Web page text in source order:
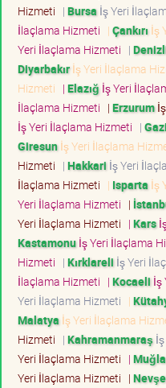
Hizmeti | Bursa İş Yeri
İlaçlama Hizmeti | Çankırı İş
Yeri İlaçlama Hizmeti |
Diyarbakırİş Yeri İlaçlama
Hizmeti | Elazığ İş Yeri
İlaçlama Hizmeti | Erzurumİş
İş Yeri İlaçlama Hizmeti |
Giresunİş Yeri İlaçlama
Hizmeti | Hakkari İş Yeri
İlaçlama Hizmeti | Isparta İş
Yeri İlaçlama Hizmeti |
Yeri İlaçlama Hizmeti | Kars
Kastamonuİş Yeri İlaçlama
Hizmeti | Kırklareli İş Yeri
İlaçlama Hizmeti | Kocaeli İş
Yeri İlaçlama Hizmeti |
Malatya İş Yeri İlaçlama
Hizmeti | Kahramanmaraş
Yeri İlaçlama Hizmeti | Muğla
Yeri İlaçlama Hizmeti |